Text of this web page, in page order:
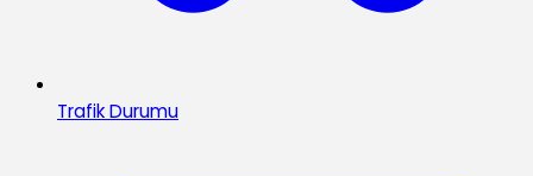
Trafik Durumu